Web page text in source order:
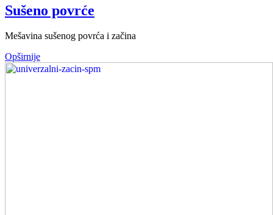
Sušeno povrće
Mešavina sušenog povrća i začina
Opširnije